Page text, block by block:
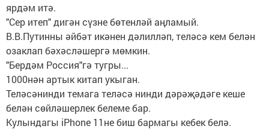
ярдәм итә.
"Сер итеп" дигән сүзне бөтенләй аңламый.
В.В.Путинны әйбәт икәнен дәлилләп, теләсә кем белән
озаклап бәхәсләшергә мөмкин.
"Бердәм Россия"гә тугры...
1000нән артык китап укыган.
Теләсәнинди темага теләсә нинди дәрәҗәдәге кеше
белән сөйләшерлек белеме бар.
Кулындагы iPhone 11не биш бармагы кебек белә.